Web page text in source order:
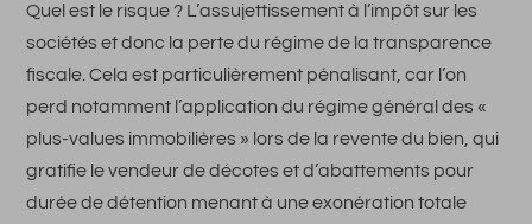
Quel est le risque ? L’assujettissement à l’impôt sur les
sociétés et donc la perte du régime de la transparence
fiscale. Cela est particulièrement pénalisant, car l’on
perd notamment l’application du régime général des «
plus-values immobilières » lors de la revente du bien, qui
gratifie le vendeur de décotes et d’abattements pour
durée de détention menant à une exonération totale